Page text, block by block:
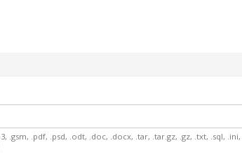
.gsm, .pdf, .psd, .odt, .doc, .docx, .tar, .tar.gz, .gz, .txt, .sql,